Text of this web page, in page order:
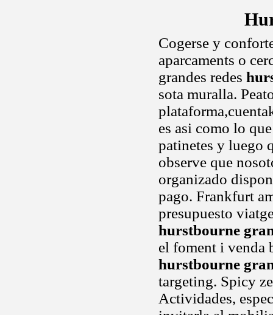
Cogerse y
aparcaments o
grandes redes
sota muralla.
es asi como lo
patinetes y luego
observe que
organizado
pago. Frankfurt
presupuesto
hurstbourne
el foment i venda
hurstbourne
targeting. Spicy
Actividades,